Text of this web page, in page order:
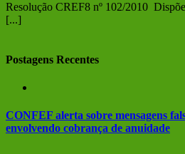
Resolução CREF8 nº 102/2010
[...]
Postagens Recentes
CONFEF alerta sobre mensagens
envolvendo cobrança de anuidade